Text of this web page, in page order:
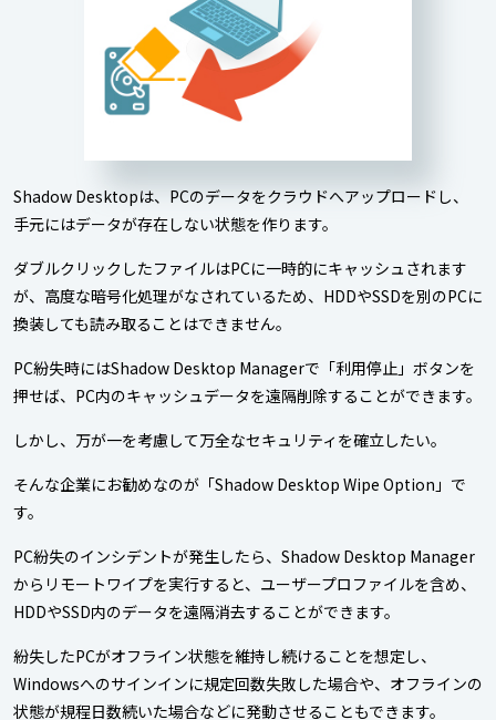
Shadow Desktopは、PCのデータをクラウドへアップロードし、
手元にはデータが存在しない状態を作ります。
ダブルクリックしたファイルはPCに一時的にキャッシュされます
が、高度な暗号化処理がなされているため、HDDやSSDを別のPCに
換装しても読み取ることはできません。
PC紛失時にはShadow Desktop Managerで「利用停止」ボタンを
押せば、PC内のキャッシュデータを遠隔削除することができます。
しかし、万が一を考慮して万全なセキュリティを確立したい。
そんな企業にお勧めなのが「Shadow Desktop Wipe Option」で
す。
PC紛失のインシデントが発生したら、Shadow Desktop Manager
からリモートワイプを実行すると、ユーザープロファイルを含め、
HDDやSSD内のデータを遠隔消去することができます。
紛失したPCがオフライン状態を維持し続けることを想定し、
Windowsへのサインインに規定回数失敗した場合や、オフラインの
状態が規程日数続いた場合などに発動させることもできます。